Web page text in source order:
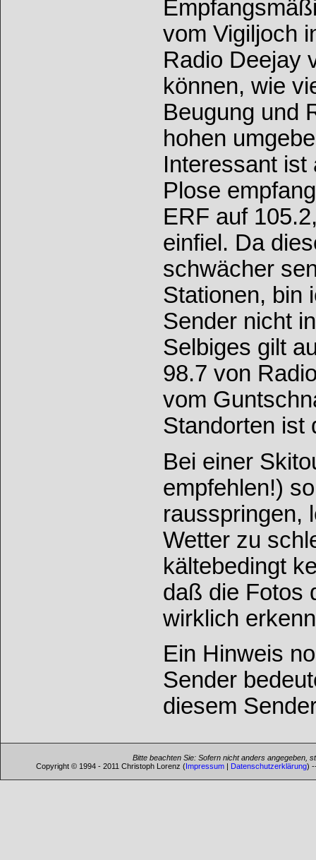
vom Vigiljoch
Radio Deejay
können, wie
Beugung und
hohen
Interessant ist
Plose
ERF auf
einfiel. Da
schwächer
Stationen, bin
Sender nicht
Selbiges gilt
98.7 von
vom
Standorten ist
Bei einer
empfehlen!)
rausspringen,
Wetter zu
kältebedingt
daß die Fotos
wirklich
Ein Hinweis
Sender
diesem
Bitte beachten Sie: Sofern nicht anders angegeben,
Copyright © 1994 - 2011 Christoph Lorenz (Impressum| Datenschutzerklärung)